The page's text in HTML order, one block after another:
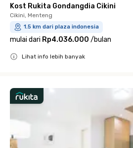
Kost Rukita Gondangdia Cikini
Cikini, Menteng
1.5 km dari plaza indonesia
mulai dari Rp4.036.000 /bulan
Lihat info lebih banyak